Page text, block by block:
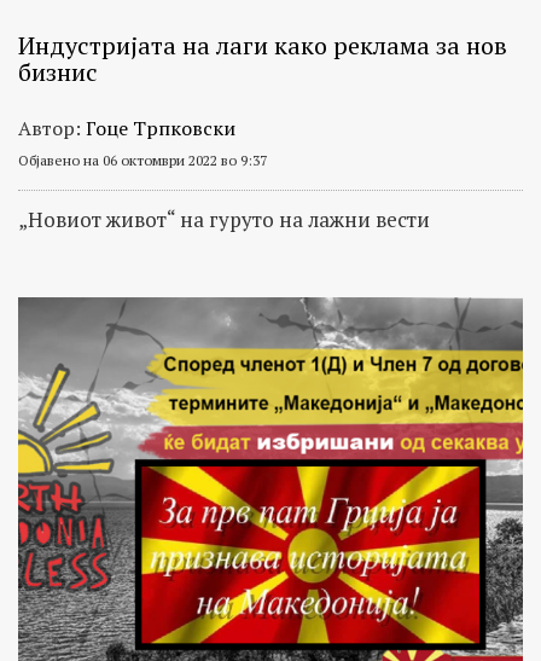
Индустријата на лаги како реклама за нов
бизнис
Автор: Гоце Трпковски
Објавено на 06 октомври 2022 во 9:37
„Новиот живот“ на гуруто на лажни вести